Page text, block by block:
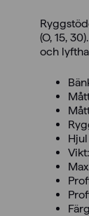
(O, 15,
och